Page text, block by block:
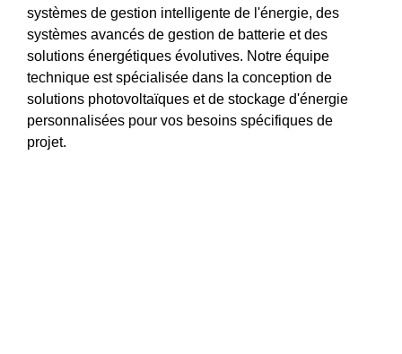
systèmes de gestion intelligente de l'énergie, des
systèmes avancés de gestion de batterie et des
solutions énergétiques évolutives. Notre équipe
technique est spécialisée dans la conception de
solutions photovoltaïques et de stockage d'énergie
personnalisées pour vos besoins spécifiques de
projet.